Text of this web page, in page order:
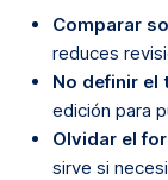
Comparar
reduces
No definir el
edición para
Olvidar el
sirve si